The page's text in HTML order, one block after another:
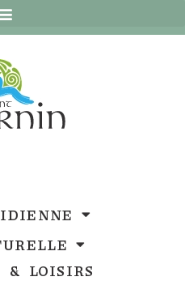
& LOISIRS